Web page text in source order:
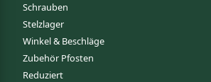
Schrauben
Stelzlager
Winkel & Beschläge
Zubehör Pfosten
Reduziert